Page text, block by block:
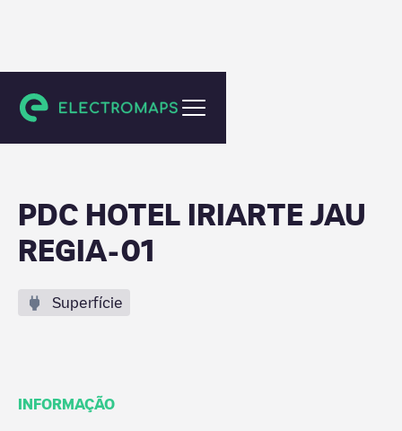
Unknown city (temporary)
PDC HOTEL IRIARTE JAU
REGIA-01
Superfície
INFORMAÇÃO